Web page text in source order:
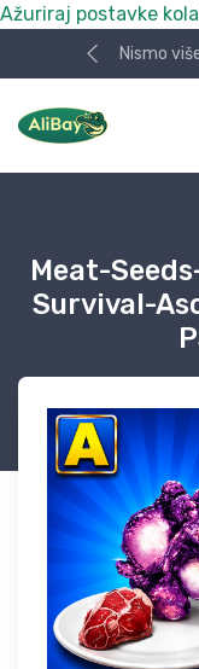
Ažuriraj postavke
Nismo
Meat-
Survival-